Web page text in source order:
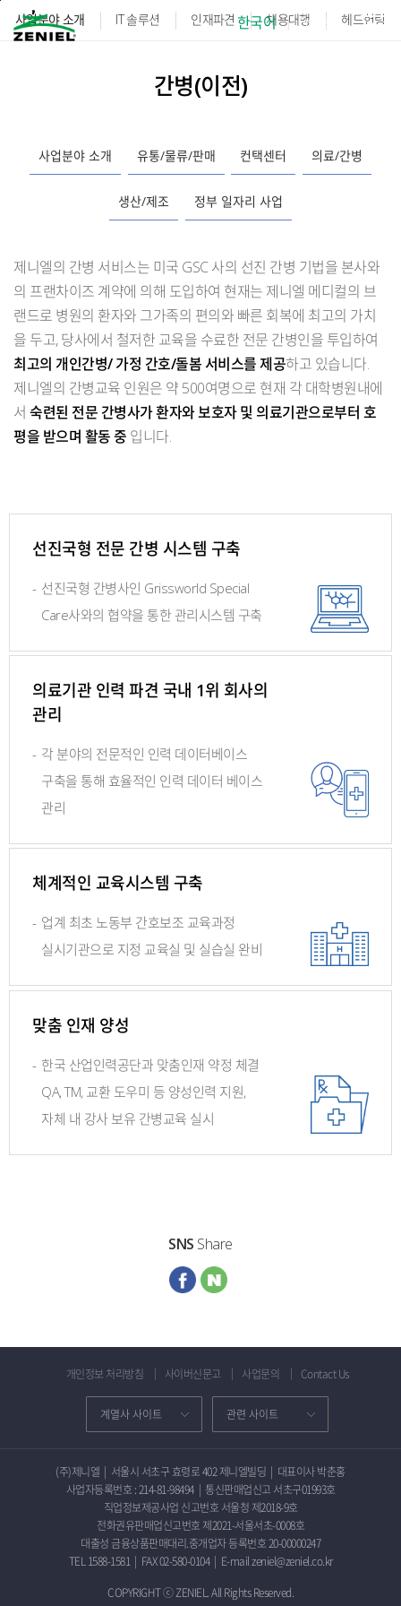
본문바로가기
한국어 English
사업분야 소개 IT 솔루션 인재파견 채용대행 헤드헌팅
간병(이전)
사업분야 소개 유통/물류/판매 컨택센터 의료/간병
생산/제조 정부 일자리 사업
제니엘의 간병 서비스는 미국 GSC 사의 선진 간병 기법을 본사와
의 프랜차이즈 계약에 의해 도입하여 현재는 제니엘 메디컬의 브
랜드로 병원의 환자와 그가족의 편의와 빠른 회복에 최고의 가치
을 두고, 당사에서 철저한 교육을 수료한 전문 간병인을 투입하여
최고의 개인간병/ 가정 간호/돌봄 서비스를 제공하고 있습니다.
제니엘의 간병교육 인원은 약 500여명으로 현재 각 대학병원내에
서 숙련된 전문 간병사가 환자와 보호자 및 의료기관으로부터 호
평을 받으며 활동 중 입니다.
선진국형 전문 간병 시스템 구축
- 선진국형 간병사인 Grissworld Special
Care사와의 협약을 통한 관리시스템 구축
의료기관 인력 파견 국내 1위 회사의
관리
- 각 분야의 전문적인 인력 데이터베이스
구축을 통해 효율적인 인력 데이터 베이스
관리
체계적인 교육시스템 구축
- 업계 최초 노동부 간호보조 교육과정
실시기관으로 지정 교육실 및 실습실 완비
맞춤 인재 양성
- 한국 산업인력공단과 맞춤인재 약정 체결
QA, TM, 교환 도우미 등 양성인력 지원,
자체 내 강사 보유 간병교육 실시
SNS Share
개인정보 처리방침 사이버신문고 사업문의 Contact Us
(주)제니엘 | 서울시 서초구 효령로 402 제니엘빌딩 | 대표이사 박춘홍
사업자등록번호 : 214-81-98494| 통신판매업신고 서초구01993호
직업정보제공사업 신고번호 서울청 제2018-9호
전화권유판매업신고번호 제2021-서울서초-0008호
대출성 금융상품판매대리.중개업자 등록번호 20-00000247
TEL 1588-1581| FAX 02-580-0104| E-mail zeniel@zeniel.co.kr
COPYRIGHT ⓒ ZENIEL. All Rights Reserved.